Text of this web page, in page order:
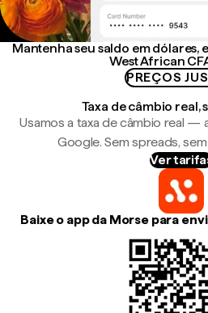
Mantenha seu saldo em dólares,
West African
PREÇOS
Taxa de câmbio real,
Usamos a taxa de câmbio real —
Google. Sem spreads,
Ver
Baixe o app da Morse para